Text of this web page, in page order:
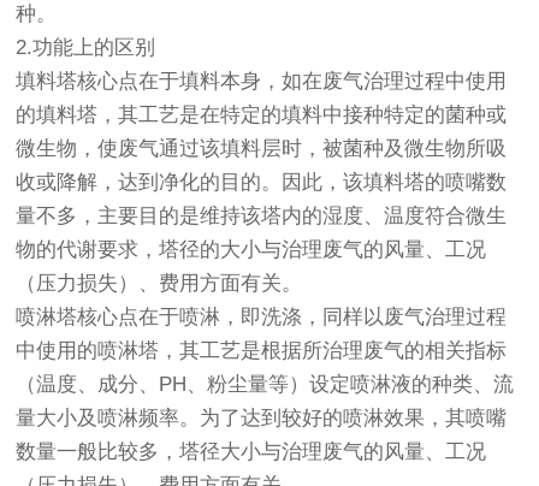
种。
2.功能上的区别
填料塔核心点在于填料本身，如在废气治理过程中使用
的填料塔，其工艺是在特定的填料中接种特定的菌种或
微生物，使废气通过该填料层时，被菌种及微生物所吸
收或降解，达到净化的目的。因此，该填料塔的喷嘴数
量不多，主要目的是维持该塔内的湿度、温度符合微生
物的代谢要求，塔径的大小与治理废气的风量、工况
（压力损失）、费用方面有关。
喷淋塔核心点在于喷淋，即洗涤，同样以废气治理过程
中使用的喷淋塔，其工艺是根据所治理废气的相关指标
（温度、成分、PH、粉尘量等）设定喷淋液的种类、流
量大小及喷淋频率。为了达到较好的喷淋效果，其喷嘴
数量一般比较多，塔径大小与治理废气的风量、工况